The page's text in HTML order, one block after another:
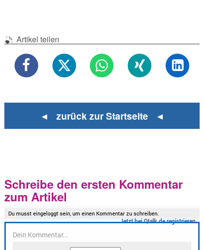
Artikel teilen
◄ zurück zur Startseite ◄
Schreibe den ersten Kommentar
zum Artikel